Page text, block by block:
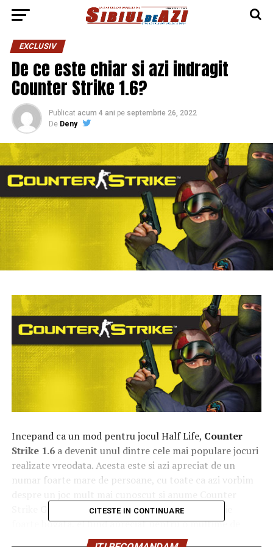
EXCLUSIV
De ce este chiar si azi indragit
Counter Strike 1.6?
Publicat acum 4 ani pe septembrie 26, 2022
De Deny
Incepand ca un mod pentru jocul Half Life, Counter
Strike 1.6 a devenit unul dintre cele mai populare jocuri
realizate vreodata. Acesta este si azi apreciat de un
numar foarte mare de persoane, cu toate ca azi vorbim
Strike Global Offensive. Acest joc are insa o istorie
foarte bogata, el fiind apreciat pentru o multime de
CITESTE IN CONTINUARE